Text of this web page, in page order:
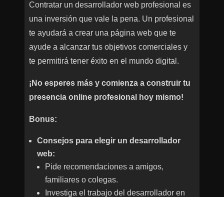
Contratar un desarrollador web profesional es
una inversión que vale la pena. Un profesional
te ayudará a crear una página web que te
ayude a alcanzar tus objetivos comerciales y
te permitirá tener éxito en el mundo digital.
¡No esperes más y comienza a construir tu
presencia online profesional hoy mismo!
Bonus:
Consejos para elegir un desarrollador
web:
Pide recomendaciones a amigos,
familiares o colegas.
Investiga el trabajo del desarrollador en